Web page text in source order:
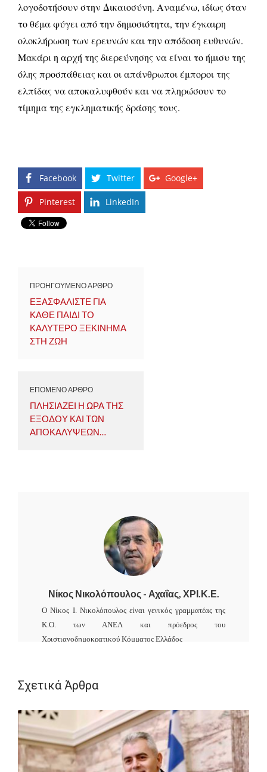
λογοδοτήσουν στην Δικαιοσύνη. Αναμένω, ιδίως όταν
το θέμα φύγει από την δημοσιότητα, την έγκαιρη
ολοκλήρωση των ερευνών και την απόδοση ευθυνών.
Μακάρι η αρχή της διερεύνησης να είναι το ήμισυ της
όλης προσπάθειας και οι απάνθρωποι έμποροι της
ελπίδας να αποκαλυφθούν και να πληρώσουν το
τίμημα της εγκληματικής δράσης τους.
Facebook Twitter Google+
Pinterest LinkedIn
ΠΡΟΗΓΟΥΜΕΝΟ ΑΡΘΡΟ
ΕΞΑΣΦΑΛΙΣΤΕ ΓΙΑ
ΚΑΘΕ ΠΑΙΔΙ ΤΟ
ΚΑΛΥΤΕΡΟ ΞΕΚΙΝΗΜΑ
ΣΤΗ ΖΩΗ
ΕΠΟΜΕΝΟ ΑΡΘΡΟ
ΠΛΗΣΙΑΖΕΙ Η ΩΡΑ ΤΗΣ
ΕΞΟΔΟΥ ΚΑΙ ΤΩΝ
ΑΠΟΚΑΛΥΨΕΩΝ…
Νίκος Νικολόπουλος - Αχαΐας, ΧΡΙ.Κ.Ε.
Ο Νίκος Ι. Νικολόπουλος είναι γενικός γραμματέας της
Κ.Ο. των ΑΝΕΛ και πρόεδρος του
Χριστιανοδημοκρατικού Κόμματος Ελλάδος
ΟΙΚΟΓΕΝΕΙΑΚΗ ΚΑΤΑΣΤΑΣΗ :
Παντρεμένος με την Αναστασία Μανωλοπούλου και
πατέρας τεσσάρων παιδιών, Αφροδίτη (1997), Ιωάννης
(1998), Νίκη (2000) και Ανδρέας - Ευγένιος (2001).
Σχετικά Άρθρα